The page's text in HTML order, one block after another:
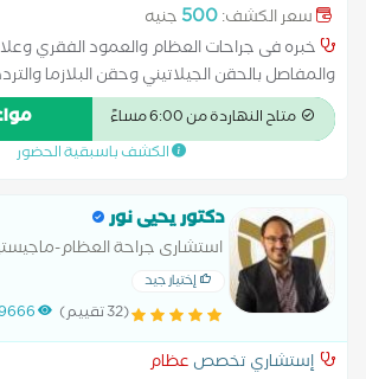
سعر الكشف:500 جنيه
خبره فى جراحات العظام والعمود الفقري
والمفاصل بالحقن الجيلاتيني وحقن البلازما
اصابات الملاعب دكتوراه جراحه العظام والعمود
المصريه لجراحة العظام زميل الكليه الملكيه
متاح النهاردة من 6:00 مساءً
الكشف باسبقية الحضور
دكتور يحيى نور
استشارى جراحة العظام-
والمناظير_جامعة القاهرة.
العظام السويسرية AO.
إختيار جيد
(32 تقييم)
إستشاري تخصص عظام